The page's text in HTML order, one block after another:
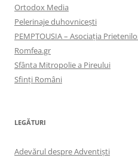
Ortodox Media
Pelerinaje duhovnicești
PEMPTOUSIA – Asociația
Romfea.gr
Sfânta Mitropolie a Pireului
Sfinţi Români
LEGĂTURI
Adevărul despre Adventişti